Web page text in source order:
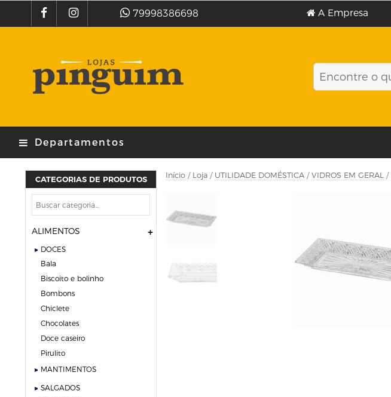
79998386698 A Empresa
Departamentos
Início / Loja / UTILIDADE DOMÉSTICA / VIDROS EM GERAL /
CATEGORIAS DE PRODUTOS
ALIMENTOS
DOCES
bala
biscoito e bolinho
bombons
chiclete
chocolates
doce caseiro
pirulito
MANTIMENTOS
SALGADOS